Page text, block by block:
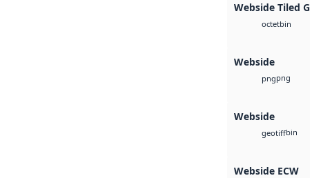
Webside Tiled
octetbin
Webside
pngpng
Webside
geotiffbin
Webside ECW